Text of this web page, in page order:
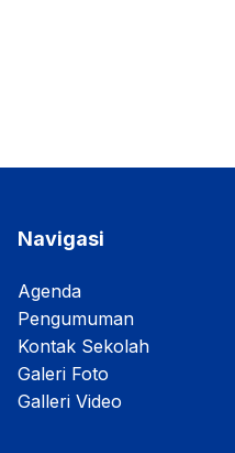
Navigasi
Agenda
Pengumuman
Kontak Sekolah
Galeri Foto
Galleri Video